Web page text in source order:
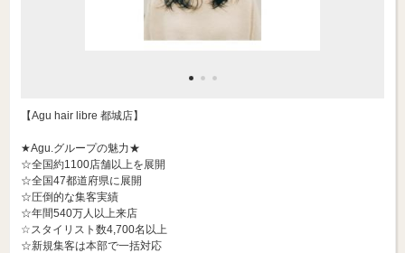
【Agu hair libre 都城店】
★Agu.グループの魅力★
☆全国約1100店舗以上を展開
☆全国47都道府県に展開
☆圧倒的な集客実績
☆年間540万人以上来店
☆スタイリスト数4,700名以上
☆新規集客は本部で一括対応